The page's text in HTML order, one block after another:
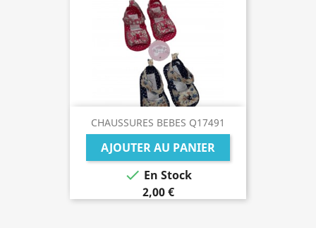
CHAUSSURES BEBES Q17491
AJOUTER AU PANIER
 En Stock
2,00 €